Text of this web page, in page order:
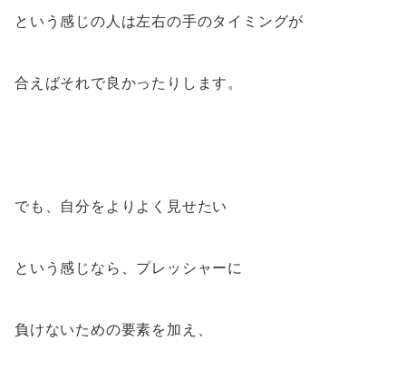
という感じの人は左右の手のタイミングが
合えばそれで良かったりします。
でも、自分をよりよく見せたい
という感じなら、プレッシャーに
負けないための要素を加え、